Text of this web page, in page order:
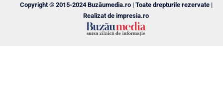
Copyright © 2015-2024 Buzăumedia.ro | Toate drepturile rezervate |
Realizat de impresia.ro